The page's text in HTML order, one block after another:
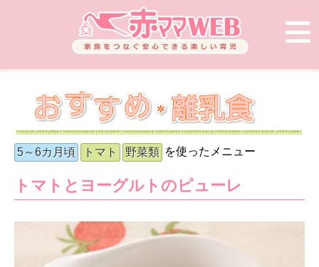
5～6カ月頃 トマト 野菜類 を使ったメニュー
トマトとヨーグルトのピューレ